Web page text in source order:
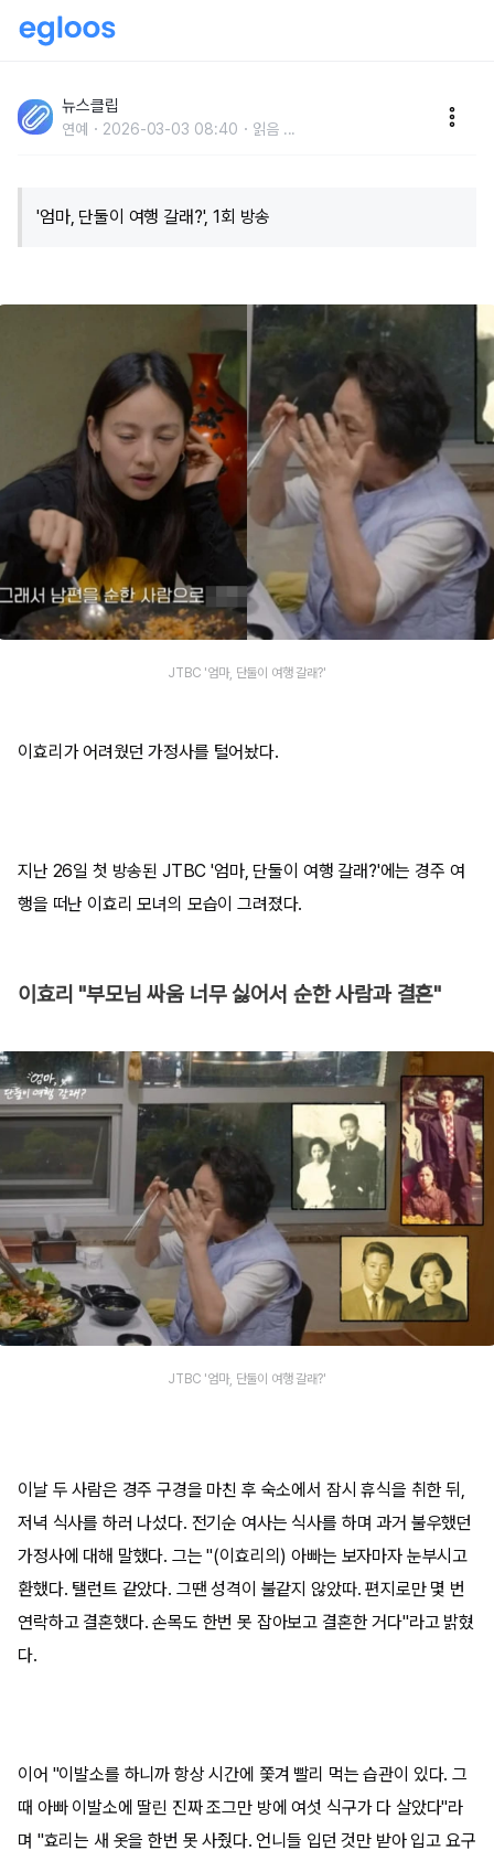
중 이상순과 결혼 결심한 '진짜 이유' 고백했다
뉴스클립
연예 2026-03-03 08:40 읽음 ...
'엄마, 단둘이 여행 갈래?', 1회 방송
JTBC '엄마, 단둘이 여행 갈래?'
이효리가 어려웠던 가정사를 털어놨다.
지난 26일 첫 방송된 JTBC '엄마, 단둘이 여행 갈래?'에는 경주 여
행을 떠난 이효리 모녀의 모습이 그려졌다.
이효리 "부모님 싸움 너무 싫어서 순한 사람과 결혼"
JTBC '엄마, 단둘이 여행 갈래?'
이날 두 사람은 경주 구경을 마친 후 숙소에서 잠시 휴식을 취한 뒤,
저녁 식사를 하러 나섰다. 전기순 여사는 식사를 하며 과거 불우했던
가정사에 대해 말했다. 그는 "(이효리의) 아빠는 보자마자 눈부시고
환했다. 탤런트 같았다. 그땐 성격이 불같지 않았따. 편지로만 몇 번
연락하고 결혼했다. 손목도 한번 못 잡아보고 결혼한 거다"라고 밝혔
다.
이어 "이발소를 하니까 항상 시간에 쫓겨 빨리 먹는 습관이 있다. 그
때 아빠 이발소에 딸린 진짜 조그만 방에 여섯 식구가 다 살았다"라
며 "효리는 새 옷을 한번 못 사줬다. 언니들 입던 것만 받아 입고 요구